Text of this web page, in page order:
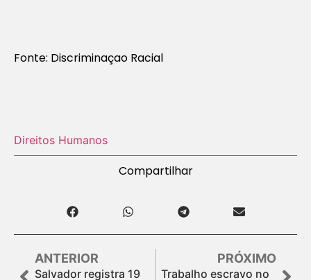
Fonte: Discriminaçao Racial
Direitos Humanos
Compartilhar
ANTERIOR
Salvador registra 19
PRÓXIMO
Trabalho escravo no